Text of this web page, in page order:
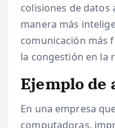
colisiones de
manera más
comunicación más
la congestión en la
Ejemplo de
En una empresa
computadoras,